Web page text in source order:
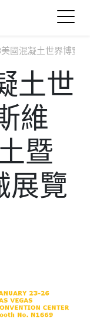
美國混凝土世界博覽
土世
維
暨
展覽